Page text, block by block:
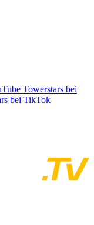
Towerstars bei
bei TikTok